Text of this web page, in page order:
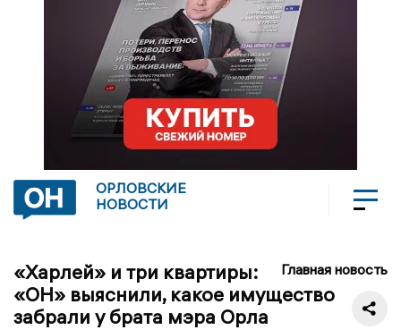
ОРЛОВСКИЕ
НОВОСТИ
Главная новость
«Харлей» и три квартиры:
«ОН» выяснили, какое имущество
забрали у брата мэра Орла